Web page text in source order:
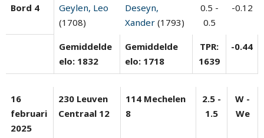
Bord 4
Geylen, Leo
(1708)
Deseyn,
Xander (1793)
0.5 -
0.5
-0.12
Gemiddelde
elo: 1832
Gemiddelde
elo: 1718
TPR:
1639
-0.44
16
februari
2025
230 Leuven
Centraal 12
114 Mechelen
8
2.5 -
1.5
W -
We